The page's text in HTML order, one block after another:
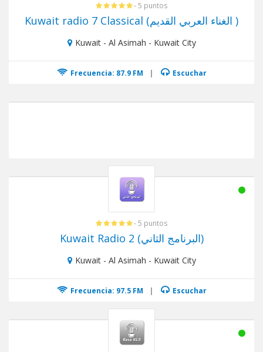
- 5 puntos
Kuwait radio 7 Classical (الغناء العربي القديم )
Kuwait - Al Asimah - Kuwait City
Frecuencia: 87.9 FM | Escuchar
- 5 puntos
Kuwait Radio 2 (البرنامج الثاني)
Kuwait - Al Asimah - Kuwait City
Frecuencia: 97.5 FM | Escuchar